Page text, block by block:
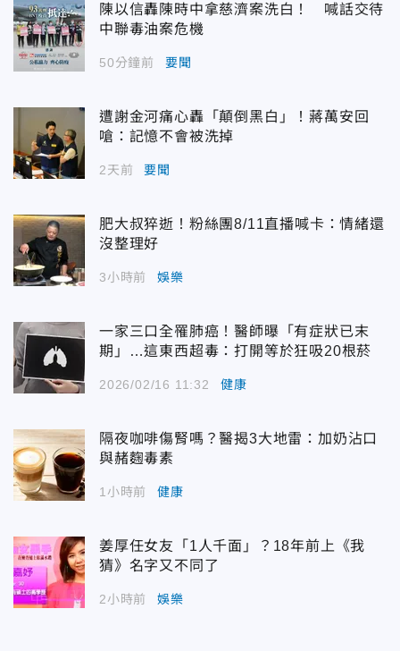
陳以信轟陳時中拿慈濟案洗白！ 喊話交待
中聯毒油案危機
50分鐘前 要聞
遭謝金河痛心轟「顛倒黑白」！蔣萬安回
嗆：記憶不會被洗掉
2天前 要聞
肥大叔猝逝！粉絲團8/11直播喊卡：情緒還
沒整理好
3小時前 娛樂
一家三口全罹肺癌！醫師曝「有症狀已末
期」…這東西超毒：打開等於狂吸20根菸
2026/02/16 11:32 健康
隔夜咖啡傷腎嗎？醫揭3大地雷：加奶沾口
與赭麴毒素
1小時前 健康
姜厚任女友「1人千面」？18年前上《我
猜》名字又不同了
2小時前 娛樂